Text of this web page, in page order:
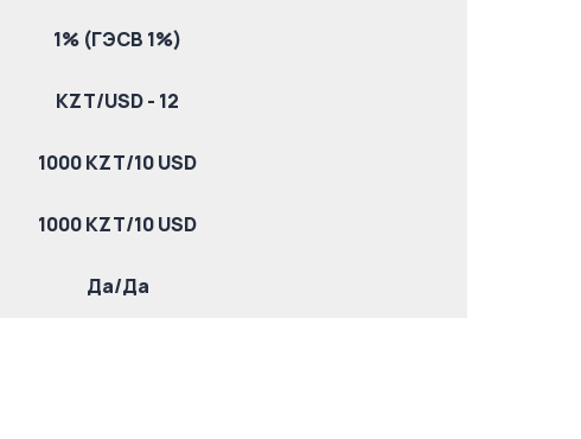
1% (ГЭСВ 1%)
KZT/USD - 12
1000 KZT/10 USD
1000 KZT/10 USD
Да/Да